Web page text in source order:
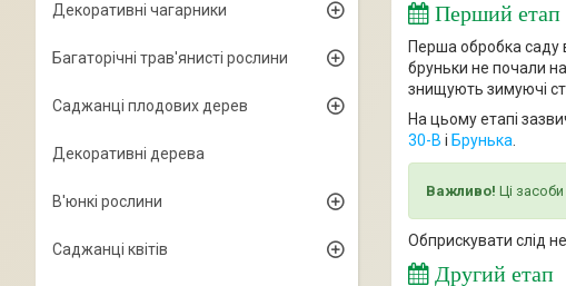
Перший етап
Перша обробка саду
бруньки не почали
знищують зимуючі
На цьому етапі
30-В і Брунька
Важливо! Ці
Обприскувати слід
Другий етап
Декоративні чагарники
Багаторічні трав'янисті рослини
Саджанці плодових дерев
Декоративні дерева
В'юнкі рослини
Саджанці квітів